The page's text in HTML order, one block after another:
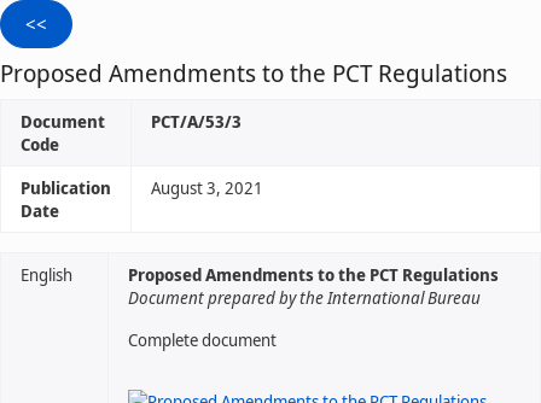
Proposed Amendments to the PCT Regulations
Document
Code
PCT/A/53/3
Publication
Date
August 3, 2021
English
Proposed Amendments to the PCT Regulations
Document prepared by the International Bureau
Complete document